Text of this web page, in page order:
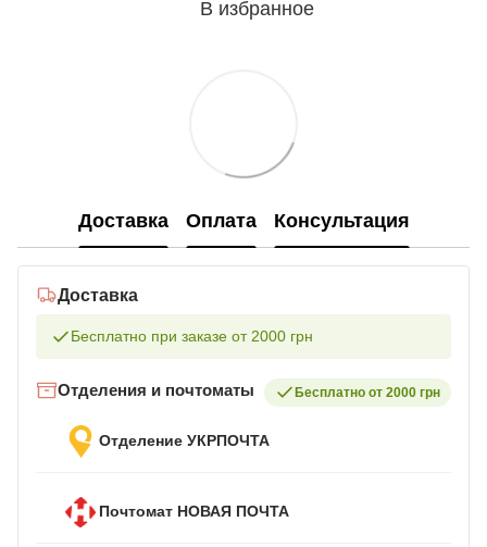
В избранное
Доставка Оплата Консультация
Доставка
Бесплатно при заказе от 2000 грн
Отделения и почтоматы Бесплатно от 2000 грн
Отделение УКРПОЧТА
Почтомат НОВАЯ ПОЧТА